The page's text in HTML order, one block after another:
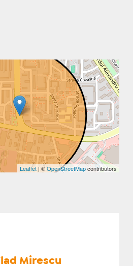
Leaflet | ©OpenStreetMapcontributors
Mirescu